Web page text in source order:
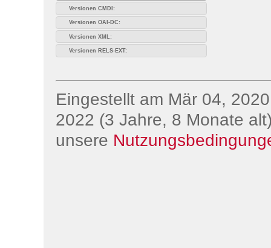
Versionen CMDI:
Versionen OAI-DC:
Versionen XML:
Versionen RELS-EXT:
Eingestellt am Mär 04,
2022 (3 Jahre, 8 Monate
unsere